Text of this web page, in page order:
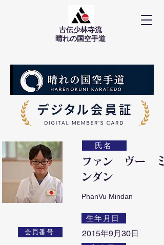
古伝少林寺流
​晴れの国空手道
会員番号
氏名
ファン ヴー ミ
ンダン
PhanVu Mindan
生年月日
2015年9月30日